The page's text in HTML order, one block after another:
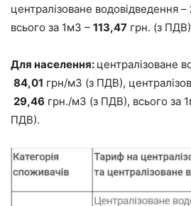
централізоване водовідведення –
всього за 1м3 – 113,47 грн. (з
Для населення: централізоване
84,01 грн/м3 (з ПДВ),
29,46 грн./м3 (з ПДВ), всього за
ПДВ).